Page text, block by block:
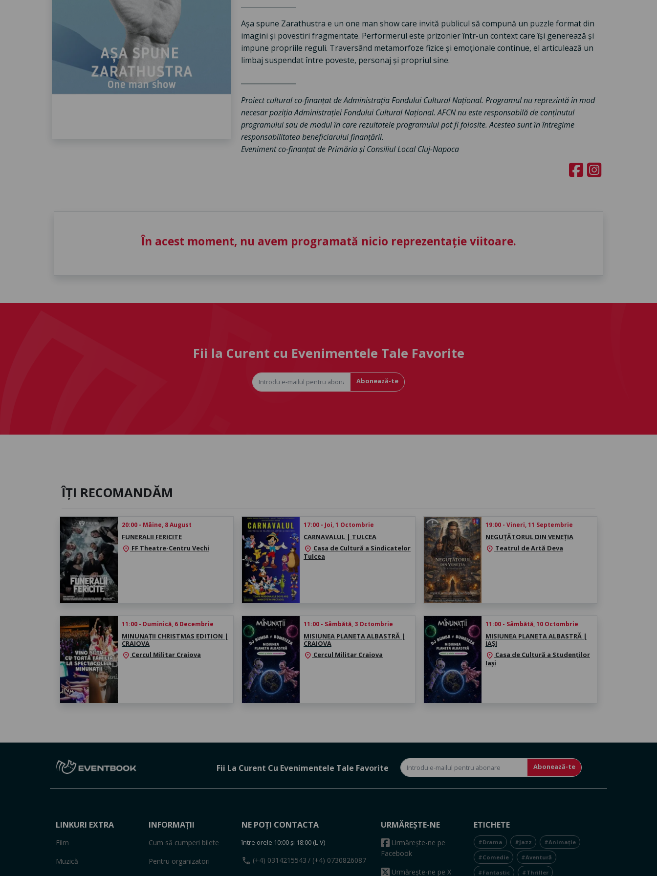
Așa spune Zarathustra e un one man show care invită publicul să compună un puzzle format din
imagini și povestiri fragmentate. Performerul este prizonier într-un context care își generează și
impune propriile reguli. Traversând metamorfoze fizice și emoționale continue, el articulează un
limbaj suspendat între poveste, personaj și propriul sine.
Proiect cultural co-finanțat de Administrația Fondului Cultural Național. Programul nu reprezintă în mod
necesar poziția Administrației Fondului Cultural Național. AFCN nu este responsabilă de conținutul
programului sau de modul în care rezultatele programului pot fi folosite. Acestea sunt în întregime
responsabilitatea beneficiarului finanțării.
Eveniment co-finanțat de Primăria și Consiliul Local Cluj-Napoca
În acest moment, nu avem programată nicio reprezentație viitoare.
Fii la Curent cu Evenimentele Tale Favorite
Abonează-te
ÎȚI RECOMANDĂM
20:00 - Mâine, 8 August
FUNERALII FERICITE
location_on FF Theatre-Centru Vechi
17:00 - Joi, 1 Octombrie
CARNAVALUL | TULCEA
location_on Casa de Cultură a Sindicatelor
Tulcea
19:00 - Vineri, 11 Septembrie
NEGUȚĂTORUL DIN VENEȚIA
location_on Teatrul de Artă Deva
11:00 - Duminică, 6 Decembrie
MINUNAȚII CHRISTMAS EDITION |
CRAIOVA
location_on Cercul Militar Craiova
11:00 - Sâmbătă, 3 Octombrie
MISIUNEA PLANETA ALBASTRĂ |
CRAIOVA
location_on Cercul Militar Craiova
11:00 - Sâmbătă, 10 Octombrie
MISIUNEA PLANETA ALBASTRĂ |
IAȘI
location_on Casa de Cultură a Studenților
Iași
Fii La Curent Cu Evenimentele Tale Favorite Abonează-te
LINKURI EXTRA
Film
Muzică
INFORMAȚII
Cum să cumperi bilete
Pentru organizatori
NE POȚI CONTACTA
între orele 10:00 și 18:00 (L-V)
call (+4) 0314215543 / (+4) 0730826087
URMĂREȘTE-NE
Urmărește-ne pe
Facebook
Urmărește-ne pe X
ETICHETE
#Drama #Jazz #Animație
#Comedie #Aventură
#Fantastic #Thriller